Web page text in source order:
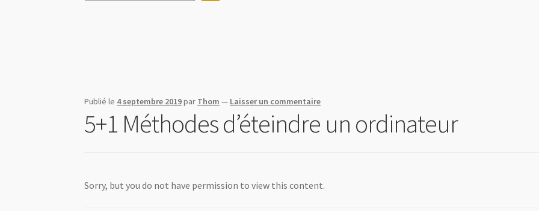
Publié le 4 septembre 2019par Thom — Laisser un commentaire
5+1 Méthodes d’éteindre un ordinateur
Sorry, but you do not have permission to view this content.